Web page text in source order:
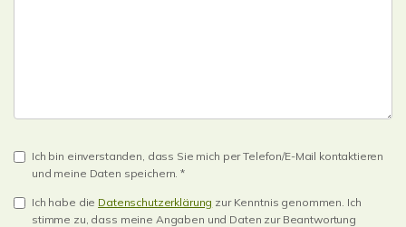
Ich bin einverstanden, dass Sie mich per Telefon/E-Mail kontaktieren
und meine Daten speichern. *
Ich habe die Datenschutzerklärung zur Kenntnis genommen. Ich
stimme zu, dass meine Angaben und Daten zur Beantwortung